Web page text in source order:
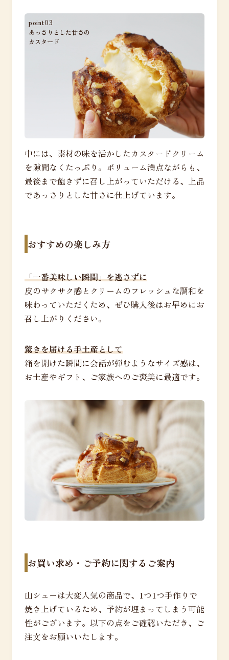
point03
あっさりとした甘さの
カスタード
中には、素材の味を活かしたカスタードクリーム
を隙間なくたっぷり。ボリューム満点ながらも、
最後まで飽きずに召し上がっていただける、上品
であっさりとした甘さに仕上げています。
おすすめの楽しみ方
「一番美味しい瞬間」を逃さずに
皮のサクサク感とクリームのフレッシュな調和を
味わっていただくため、ぜひ購入後はお早めにお
召し上がりください。
驚きを届ける手土産として
箱を開けた瞬間に会話が弾むようなサイズ感は、
お土産やギフト、ご家族へのご褒美に最適です。
お買い求め・ご予約に関するご案内
山シューは大変人気の商品で、1つ1つ手作りで
焼き上げているため、予約が埋まってしまう可能
性がございます。以下の点をご確認いただき、ご
注文をお願いいたします。